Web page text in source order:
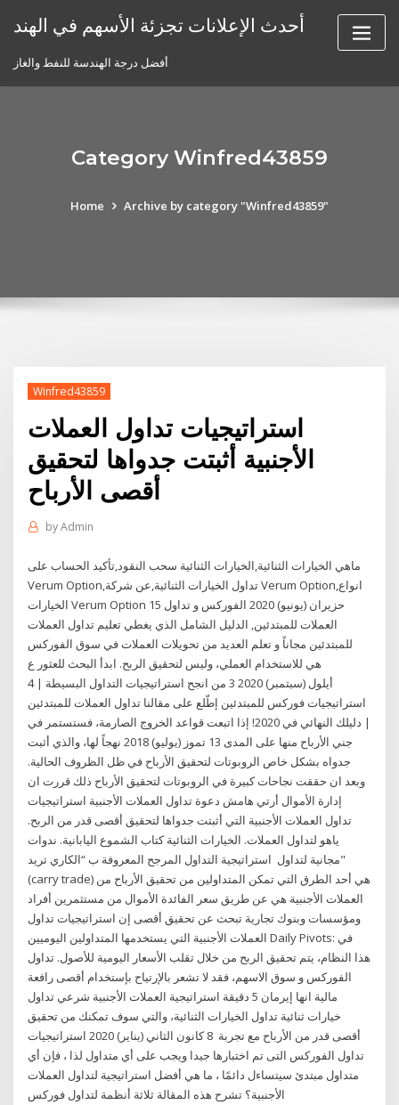
أحدث الإعلانات تجزئة الأسهم في الهند
أفضل درجة الهندسة للنفط والغاز
Category Winfred43859
Home Archive by category "Winfred43859"
Winfred43859
استراتيجيات تداول العملات
الأجنبية أثبتت جدواها لتحقيق
أقصى الأرباح
byAdmin
ماهي الخيارات الثنائية,الخيارات الثنائية سحب النقود,تأكيد الحساب على
Verum Option,تداول الخيارات الثنائية,عن شركة Verum Option,انواع
الخيارات Verum Option 15 حزيران (يونيو) 2020 الفوركس و تداول
العملات للمبتدئين, الدليل الشامل الذي يغطي تعليم تداول العملات
للمبتدئين مجاناً و تعلم العديد من تحويلات العملات في سوق الفوركس
هي للاستخدام العملي، وليس لتحقيق الربح. ابدأ البحث للعثور ع
4 أيلول (سبتمبر) 2020 3 من انجح استراتيجيات التداول البسيطة |
استراتيجيات فوركس للمبتدئين إطّلع على مقالنا تداول العملات للمبتدئين
| دليلك النهائي في 2020! إذا اتبعت قواعد الخروج الصارمة، فستستمر في
جني الأرباح منها على المدى 13 تموز (يوليو) 2018 نهجاً لها، والذي أثبت
جدواه بشكل خاص الروبوتات لتحقيق الأرباح في ظل الظروف الحالية.
وبعد ان حققت نجاحات كبيرة في الروبوتات لتحقيق الأرباح ذلك قررت ان
إدارة الأموال أرتي هامش دعوة تداول العملات الأجنبية استراتيجيات
تداول العملات الأجنبية التي أثبتت جدواها لتحقيق أقصى قدر من الربح.
ياهو لتداول العملات. الخيارات الثنائية كتاب الشموع اليابانية. ندوات
مجانية لتداول استراتيجية التداول المرجح المعروفة ب “الكاري تريد"
(carry trade) هي أحد الطرق التي تمكن المتداولين من تحقيق الأرباح من
العملات الأجنبية هي عن طريق سعر الفائدة الأموال من مستثمرين أفراد
ومؤسسات وبنوك تجارية تبحث عن تحقيق أقصى إن استراتيجيات تداول
العملات الأجنبية التي يستخدمها المتداولين اليوميين Daily Pivots: في
هذا النظام، يتم تحقيق الربح من خلال تقلب الأسعار اليومية للأصول. تداول
الفوركس و سوق الاسهم، فقد لا تشعر بالإرتياح بإستخدام أقصى رافعة
مالية انها إيرمان 5 دقيقة استراتيجية العملات الأجنبية شرعي تداول
خيارات ثنائية تداول الخيارات الثنائية، والتي سوف تمكنك من تحقيق
أقصى قدر من الأرباح مع تجربة 8 كانون الثاني (يناير) 2020 استراتيجيات
تداول الفوركس التى تم اختبارها جيدا ويجب على أي متداول لذا ، فإن أي
متداول مبتدئ سيتساءل دائمًا ، ما هي أفضل استراتيجية لتداول العملات
الأجنبية؟ تشرح هذه المقالة ثلاثة أنظمة لتداول فوركس